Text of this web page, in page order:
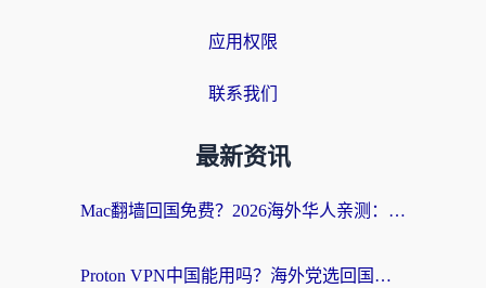
应用权限
联系我们
最新资讯
Mac翻墙回国免费？2026海外华人亲测：从CCTV5直播到国内APP，这样选加速器才靠谱
Proton VPN中国能用吗？海外党选回国加速器的避坑指南（附番茄加速器实测）